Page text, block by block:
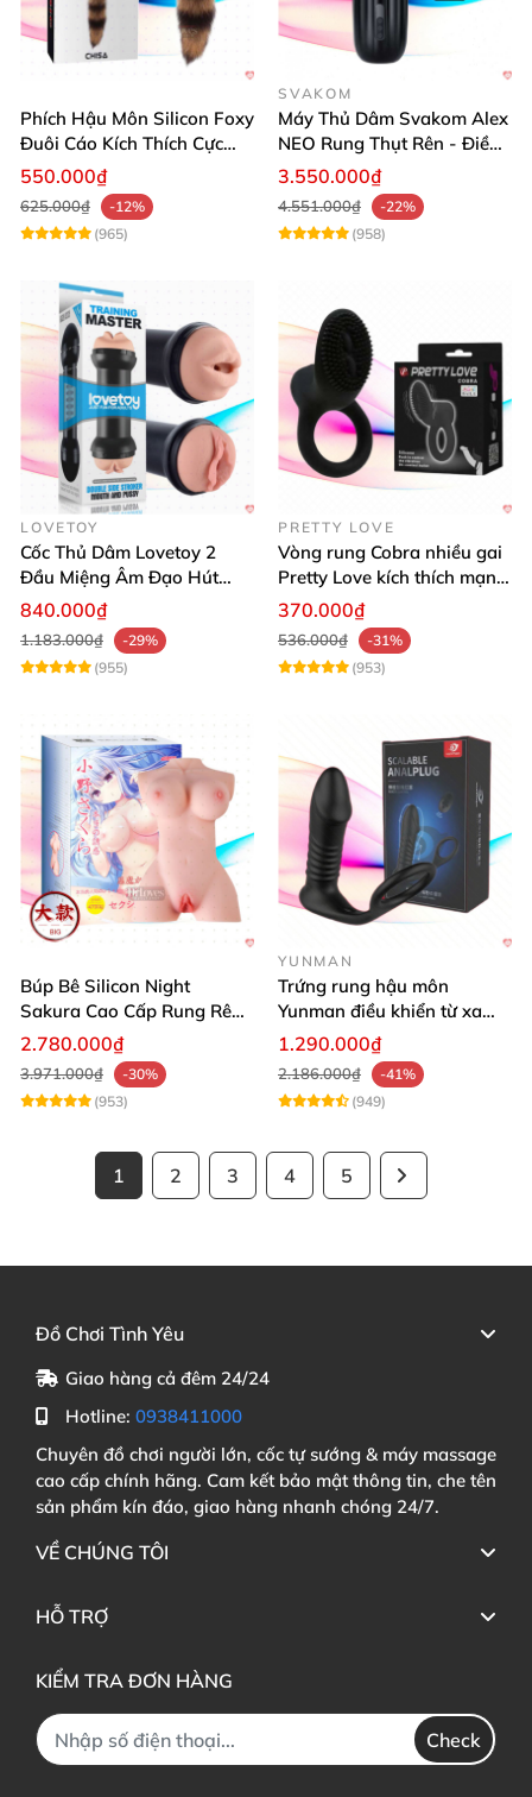
Phích Hậu Môn Silicon Foxy
Đuôi Cáo Kích Thích Cực
Đỉnh
550.000₫
625.000₫
-12%
(965)
SVAKOM
Máy Thủ Dâm Svakom Alex
NEO Rung Thụt Rên - Điều
Khiển App, Siêu Phê
3.550.000₫
4.551.000₫
-22%
(958)
LOVETOY
Cốc Thủ Dâm Lovetoy 2
Đầu Miệng Âm Đạo Hút
Thăng Hoa
840.000₫
1.183.000₫
-29%
(955)
PRETTY LOVE
Vòng rung Cobra nhiều gai
Pretty Love kích thích mạnh
tăng khoái cảm
370.000₫
536.000₫
-31%
(953)
Búp Bê Silicon Night
Sakura Cao Cấp Rung Rên
Thực Tế
2.780.000₫
3.971.000₫
-30%
(953)
YUNMAN
Trứng rung hậu môn
Yunman điều khiển từ xa
quai đeo kích thích
1.290.000₫
2.186.000₫
-41%
(949)
1 2 3 4 5
Đồ Chơi Tình Yêu
Giao hàng cả đêm 24/24
Hotline: 0938411000
Chuyên đồ chơi người lớn, cốc tự sướng & máy massage
cao cấp chính hãng. Cam kết bảo mật thông tin, che tên
sản phẩm kín đáo, giao hàng nhanh chóng 24/7.
VỀ CHÚNG TÔI
HỖ TRỢ
KIỂM TRA ĐƠN HÀNG
Check